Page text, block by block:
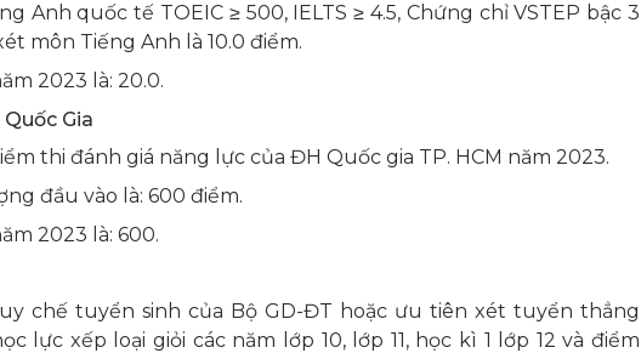
Anh quốc tế TOEIC ≥ 500, IELTS ≥ 4.5, Chứng chỉ VSTEP bậc 3
môn Tiếng Anh là 10.0 điểm.
2023 là: 20.0.
Gia
thi đánh giá năng lực của ĐH Quốc gia TP. HCM năm 2023.
đầu vào là: 600 điểm.
2023 là: 600.
chế tuyển sinh của Bộ GD-ĐT hoặc ưu tiên xét tuyển thẳng
lực xếp loại giỏi các năm lớp 10, lớp 11, học kì 1 lớp 12 và điểm